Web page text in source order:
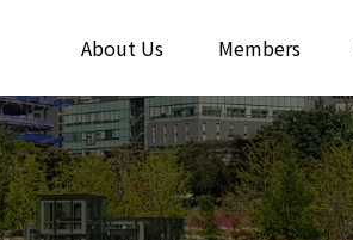
About Us Members